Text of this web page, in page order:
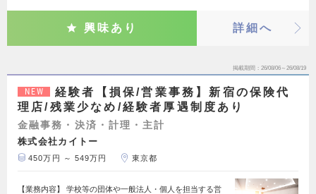
興味あり 詳細へ
掲載期間 26/08/06～26/08/19
NEW
経験者【損保/営業事務】新宿の保険代
理店/残業少なめ/経験者厚遇制度あり
金融事務・決済・計理・主計
株式会社カイトー
450万円 ～ 549万円 東京都
【業務内容】 学校等の団体や一般法人・個人を担当する営